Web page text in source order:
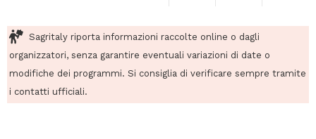
Sagritaly riporta informazioni raccolte online o dagli
organizzatori, senza garantire eventuali variazioni di date o
modifiche dei programmi. Si consiglia di verificare sempre tramite
i contatti ufficiali.